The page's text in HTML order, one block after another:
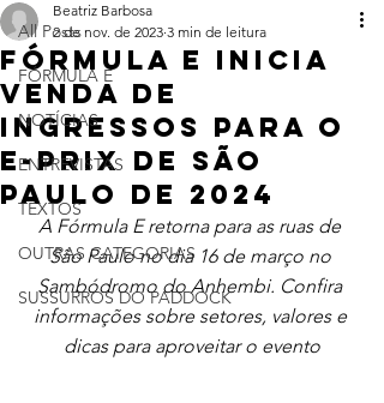
All Posts
FÓRMULA E
NOTÍCIAS
ENTREVISTAS
TEXTOS
OUTRAS CATEGORIAS
SUSSURROS DO PADDOCK
Fórmula E inicia
venda de
ingressos para o
E-Prix de São
Paulo de 2024
Beatriz Barbosa
2 de nov. de 2023 3 min de leitura
A Fórmula E retorna para as ruas de
São Paulo no dia 16 de março no
Sambódromo do Anhembi. Confira
informações sobre setores, valores e
dicas para aproveitar o evento